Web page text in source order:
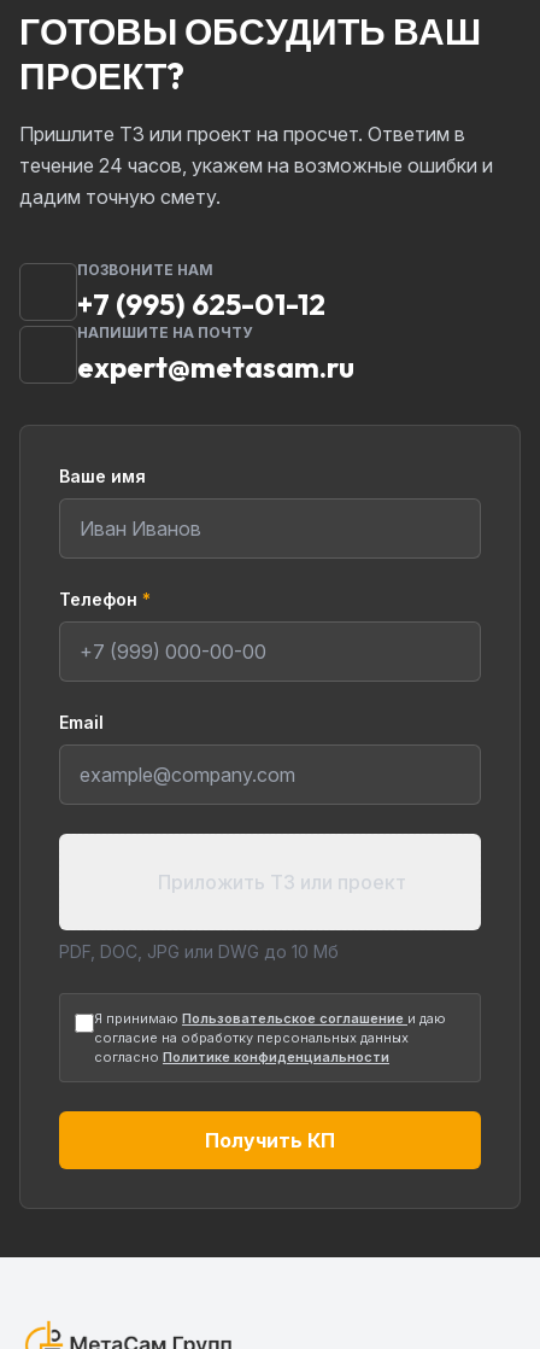
ГОТОВЫ ОБСУДИТЬ ВАШ
ПРОЕКТ?
Пришлите ТЗ или проект на просчет. Ответим в
течение 24 часов, укажем на возможные ошибки и
дадим точную смету.
ПОЗВОНИТЕ НАМ
+7 (995) 625-01-12
НАПИШИТЕ НА ПОЧТУ
expert@metasam.ru
Ваше имя
Телефон *
Email
Приложить ТЗ или проект
PDF, DOC, JPG или DWG до 10 Мб
Я принимаю Пользовательское соглашение и даю
согласие на обработку персональных данных
согласно Политике конфиденциальности
Получить КП